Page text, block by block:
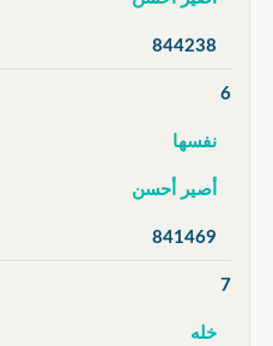
844238
6
نفسها
أصير أحسن
841469
7
خله